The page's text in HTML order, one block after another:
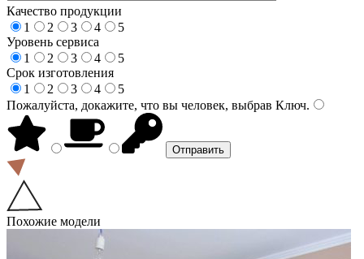
Качество продукции
1
2 3 4
5
Уровень сервиса
1
2 3 4
5
Срок изготовления
1
2 3 4
5
Пожалуйста, докажите, что вы человек, выбрав Ключ.
Похожие модели